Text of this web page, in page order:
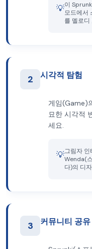
💡이
모드에서
를 멜로디
2 시각적 탐험
게임(Game)
묘한 시각적
세요.
💡그림자
Wenda(
다)의 디
3 커뮤니티 공유